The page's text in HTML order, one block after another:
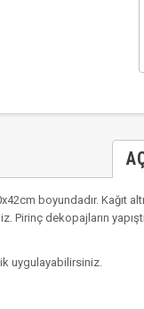
boyundadır. Kağıt
dekopajların
uygulayabilirsiniz.